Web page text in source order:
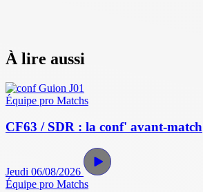
À lire aussi
Équipe pro Matchs
CF63 / SDR : la conf' avant-match
Jeudi 06/08/2026
Équipe pro Matchs